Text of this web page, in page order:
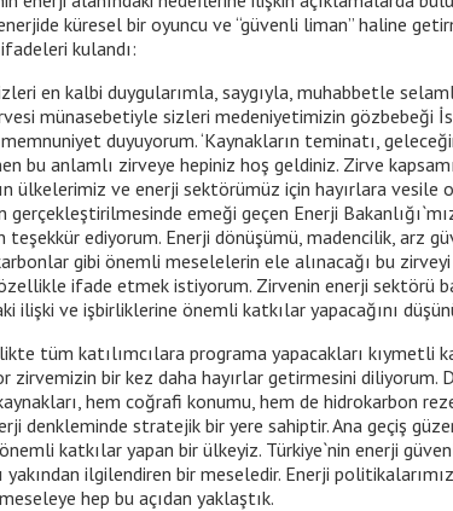
küresel bir oyuncu ve “güvenli liman” haline
kulandı:
en kalbi duygularımla, saygıyla, muhabbetle
münasebetiyle sizleri medeniyetimizin gözbebeği
duyuyorum. ‘Kaynakların teminatı,
bu anlamlı zirveye hepiniz hoş geldiniz. Zirve
ülkelerimiz ve enerji sektörümüz için hayırlara vesile
gerçekleştirilmesinde emeği geçen Enerji
teşekkür ediyorum. Enerji dönüşümü, madencilik, arz
gibi önemli meselelerin ele alınacağı bu
ifade etmek istiyorum. Zirvenin enerji sektörü
ilişki ve işbirliklerine önemli katkılar yapacağını
tüm katılımcılara programa yapacakları kıymetli
zirvemizin bir kez daha hayırlar getirmesini diliyorum.
hem coğrafi konumu, hem de hidrokarbon
denkleminde stratejik bir yere sahiptir. Ana geçiş
katkılar yapan bir ülkeyiz. Türkiye`nin enerji
ilgilendiren bir meseledir. Enerji
hep bu açıdan yaklaştık.